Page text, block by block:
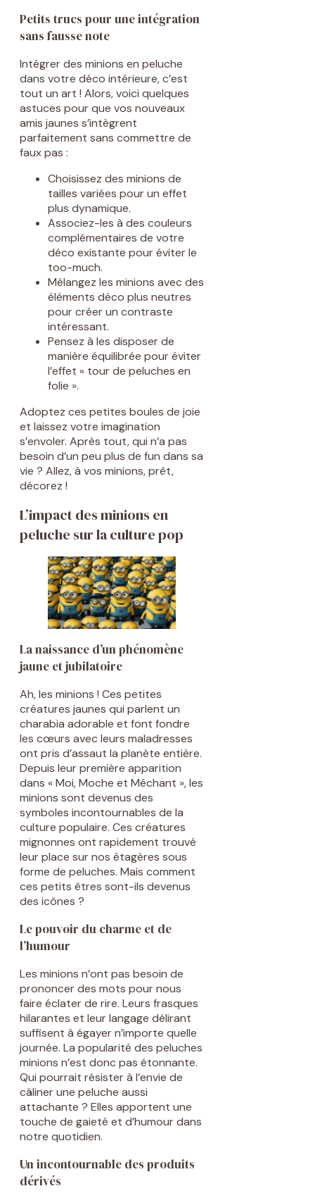
Petits trucs pour une intégration
sans fausse note
Intégrer des minions en peluche
dans votre déco intérieure, c’est
tout un art ! Alors, voici quelques
astuces pour que vos nouveaux
amis jaunes s’intègrent
parfaitement sans commettre de
faux pas :
Choisissez des minions de
tailles variées pour un effet
plus dynamique.
Associez-les à des couleurs
complémentaires de votre
déco existante pour éviter le
too-much.
Mélangez les minions avec des
éléments déco plus neutres
pour créer un contraste
intéressant.
Pensez à les disposer de
manière équilibrée pour éviter
l’effet « tour de peluches en
folie ».
Adoptez ces petites boules de joie
et laissez votre imagination
s’envoler. Après tout, qui n’a pas
besoin d’un peu plus de fun dans sa
vie ? Allez, à vos minions, prêt,
décorez !
L’impact des minions en
peluche sur la culture pop
La naissance d’un phénomène
jaune et jubilatoire
Ah, les minions ! Ces petites
créatures jaunes qui parlent un
charabia adorable et font fondre
les cœurs avec leurs maladresses
ont pris d’assaut la planète entière.
Depuis leur première apparition
dans « Moi, Moche et Méchant », les
minions sont devenus des
symboles incontournables de la
culture populaire. Ces créatures
mignonnes ont rapidement trouvé
leur place sur nos étagères sous
forme de peluches. Mais comment
ces petits êtres sont-ils devenus
des icônes ?
Le pouvoir du charme et de
l’humour
Les minions n’ont pas besoin de
prononcer des mots pour nous
faire éclater de rire. Leurs frasques
hilarantes et leur langage délirant
suffisent à égayer n’importe quelle
journée. La popularité des peluches
minions n’est donc pas étonnante.
Qui pourrait résister à l’envie de
câliner une peluche aussi
attachante ? Elles apportent une
touche de gaieté et d’humour dans
notre quotidien.
Un incontournable des produits
dérivés